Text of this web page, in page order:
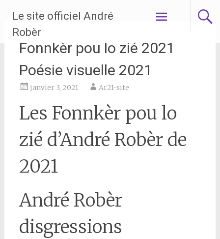
contenu
principal
Le site officiel André
Robèr
Fonnkèr pou lo zié 2021
Poésie visuelle 2021
janvier 3, 2021 Ar21-site
Les Fonnkèr pou lo
zié d’André Robèr de
2021
André Robèr
disgressions